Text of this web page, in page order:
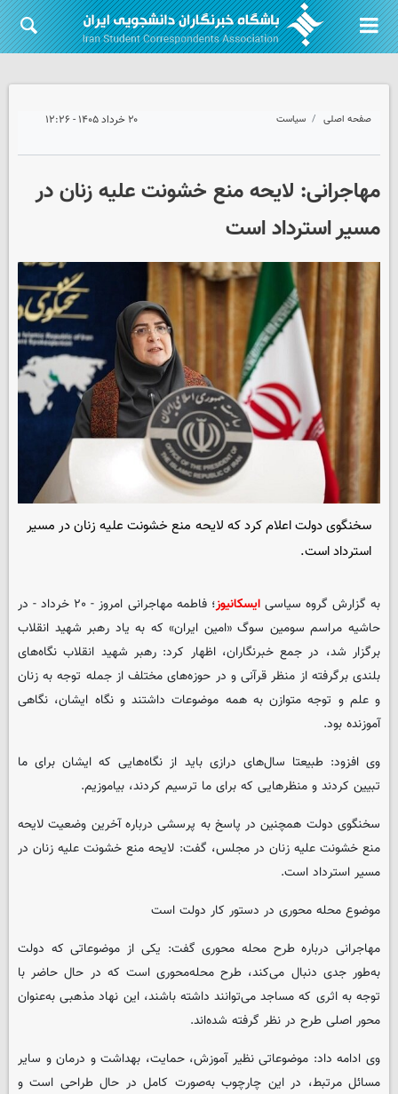
صفحه اصلی سیاست ۲۰ خرداد ۱۴۰۵ - ۱۲:۲۶
مهاجرانی: لایحه منع خشونت علیه زنان در
مسیر استرداد است
سخنگوی دولت اعلام کرد که لایحه منع خشونت علیه زنان در مسیر
استرداد است.
به گزارش گروه سیاسیایسکانیوز
؛ فاطمه مهاجرانی امروز - ۲۰ خرداد - در
حاشیه مراسم سومین سوگ «امین ایران» که به یاد رهبر شهید انقلاب
برگزار شد، در جمع خبرنگاران، اظهار کرد: رهبر شهید انقلاب نگاه‌های
بلندی برگرفته از منظر قرآنی و در حوزه‌های مختلف از جمله توجه به زنان
و علم و توجه متوازن به همه موضوعات داشتند و نگاه ایشان، نگاهی
آموزنده بود.
وی افزود: طبیعتا سال‌های درازی باید از نگاه‌هایی که ایشان برای ما
تبیین کردند و منظرهایی که برای ما ترسیم کردند، بیاموزیم.
سخنگوی دولت همچنین در پاسخ به پرسشی درباره آخرین وضعیت لایحه
منع خشونت علیه زنان در مجلس،‌ گفت: لایحه منع خشونت علیه زنان در
مسیر استرداد است.
موضوع محله محوری در دستور کار دولت است
مهاجرانی درباره طرح محله محوری گفت: یکی از موضوعاتی که دولت
به‌طور جدی دنبال می‌کند، طرح محله‌محوری است که در حال حاضر با
توجه به اثری که مساجد می‌توانند داشته باشند، این نهاد مذهبی به‌عنوان
محور اصلی طرح در نظر گرفته شده‌اند.
وی ادامه داد: موضوعاتی نظیر آموزش، حمایت، بهداشت و درمان و سایر
مسائل مرتبط، در این چارچوب به‌صورت کامل در حال طراحی است و